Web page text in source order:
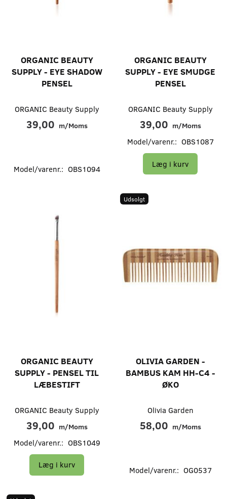
ORGANIC BEAUTY
SUPPLY - EYE SHADOW
PENSEL
ORGANIC Beauty Supply
39,00 m/Moms
Model/varenr.: OBS1094
ORGANIC BEAUTY
SUPPLY - EYE SMUDGE
PENSEL
ORGANIC Beauty Supply
39,00 m/Moms
Model/varenr.: OBS1087
Læg i kurv
ORGANIC BEAUTY
SUPPLY - PENSEL TIL
LÆBESTIFT
ORGANIC Beauty Supply
39,00 m/Moms
Model/varenr.: OBS1049
Læg i kurv
Udsolgt
OLIVIA GARDEN -
BAMBUS KAM HH-C4 -
ØKO
Olivia Garden
58,00 m/Moms
Model/varenr.: OG0537